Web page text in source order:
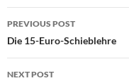
Post
navigation
PREVIOUS POST
Die 15-Euro-Schieblehre
NEXT POST